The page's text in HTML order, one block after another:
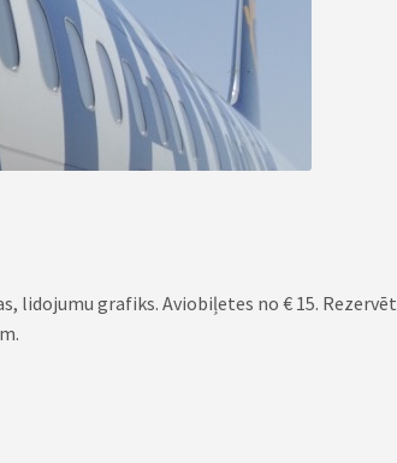
lidojumu grafiks. Aviobiļetes no € 15. Rezervēt